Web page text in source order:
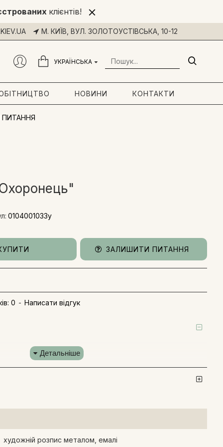
клієнтів!
М. КИЇВ, ВУЛ. ЗОЛОТОУСТІВСЬКА, 10-12
УКРАЇНСЬКА
НОВИНИ КОНТАКТИ
0 - Написати відгук
0104001033y
ЗАЛИШИТИ ПИТАННЯ
художній розпис металом, емалі